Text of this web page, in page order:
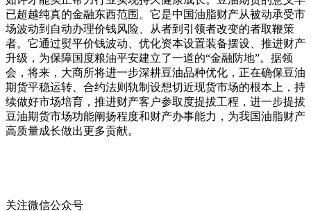
已超越纯真的金融东西范围。它是中国油脂财产从被动承受市
场波动到自动办理价钱风险、从者到引领者改变的者取鞭策
者。它通过熨平价钱波动、优化资本设置装备摆设、推进财产
升级，为保障国度粮油平安建立了一道的“金融防地”。据领
会，将来，大商所将进一步深耕豆油品种优化，正在确保豆油
期货平稳运转、合约法则轨制设想切近现货市场的根本上，持
续做好市场培育，推进财产客户参取度提拔工程，进一步提拔
豆油期货市场功能阐扬程度和财产办事能力，为我国油脂财产
高质量成长做出更多贡献。
关注微信公众号